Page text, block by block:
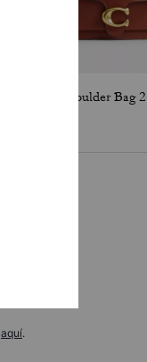
Tabby Shoulder Bag
aquí.